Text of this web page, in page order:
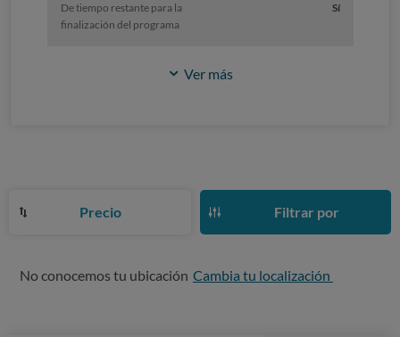
De tiempo restante para la
finalización del programa
Sí
Ver más
Precio Filtrar por
No conocemos tu ubicación Cambia tu localización